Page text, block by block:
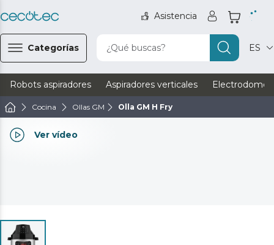
Asistencia
Categorías ¿Qué buscas? ES
Robots aspiradores Aspiradores verticales
Cocina Ollas GM Olla GM H Fry
Ver vídeo